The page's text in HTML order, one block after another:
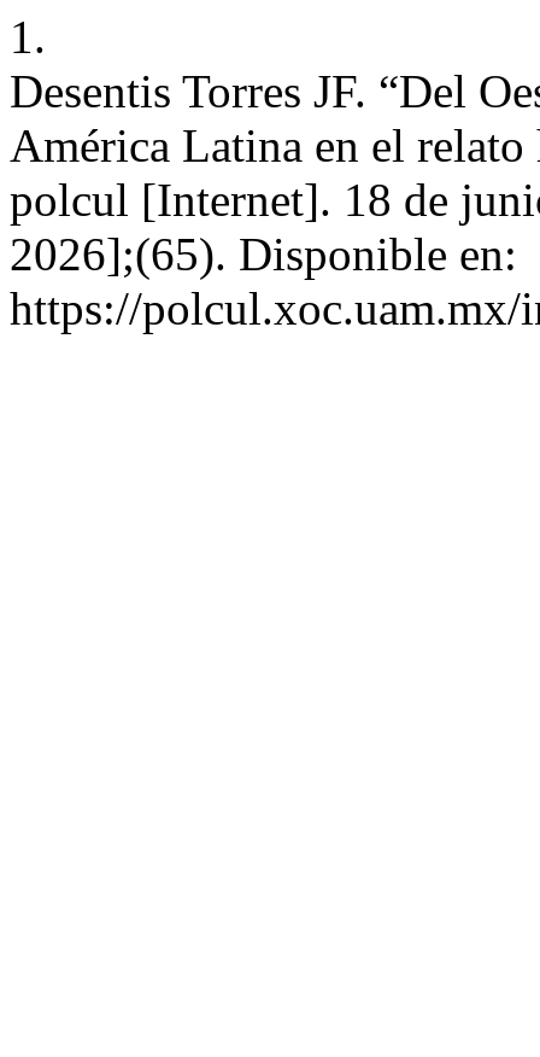
1.
Desentis Torres JF. “Del
América Latina en el
polcul [Internet]. 18 de
2026];(65). Disponible en:
https://